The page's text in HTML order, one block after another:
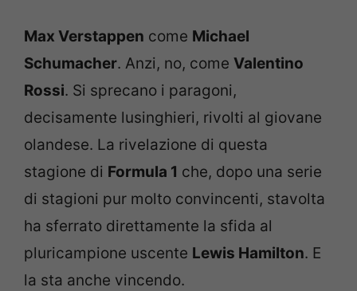
Max Verstappen come Michael
Schumacher. Anzi, no, come Valentino
Rossi. Si sprecano i paragoni,
decisamente lusinghieri, rivolti al giovane
olandese. La rivelazione di questa
stagione di Formula 1 che, dopo una serie
di stagioni pur molto convincenti, stavolta
ha sferrato direttamente la sfida al
pluricampione uscente Lewis Hamilton. E
la sta anche vincendo.